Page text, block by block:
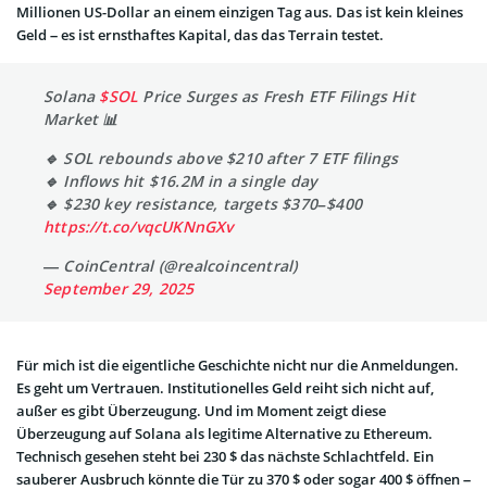
Millionen US-Dollar an einem einzigen Tag aus. Das ist kein kleines
Geld – es ist ernsthaftes Kapital, das das Terrain testet.
Solana $SOL Price Surges as Fresh ETF Filings Hit
Market 📊
🔹 SOL rebounds above $210 after 7 ETF filings
🔹 Inflows hit $16.2M in a single day
🔹 $230 key resistance, targets $370–$400
https://t.co/vqcUKNnGXv
— CoinCentral (@realcoincentral)
September 29, 2025
Für mich ist die eigentliche Geschichte nicht nur die Anmeldungen.
Es geht um Vertrauen. Institutionelles Geld reiht sich nicht auf,
außer es gibt Überzeugung. Und im Moment zeigt diese
Überzeugung auf Solana als legitime Alternative zu Ethereum.
Technisch gesehen steht bei 230 $ das nächste Schlachtfeld. Ein
sauberer Ausbruch könnte die Tür zu 370 $ oder sogar 400 $ öffnen –